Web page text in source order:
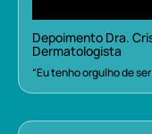
Depoimento Dra.
Dermatologista
“Eu tenho orgulho de